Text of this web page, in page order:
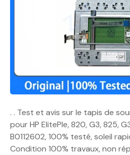
. . Test et avis sur le tapis de
pour HP ElitePle, 820, G3, 825,
B0112602, 100% testé, soleil
Condition 100% travaux, non